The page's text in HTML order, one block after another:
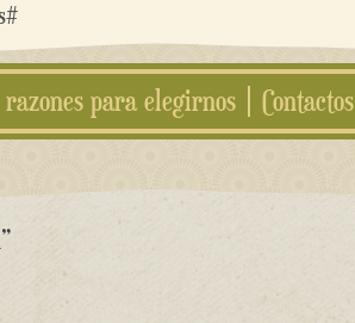
razones para elegirnos Contactos